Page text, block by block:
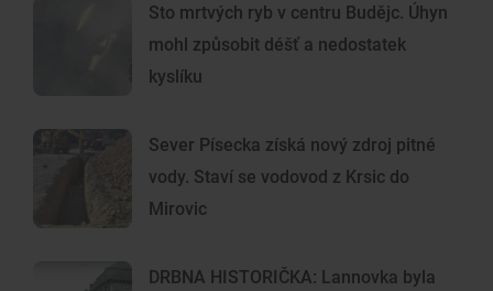
Sto mrtvých ryb v centru Budějc. Úhyn
mohl způsobit déšť a nedostatek
kyslíku
Sever Písecka získá nový zdroj pitné
vody. Staví se vodovod z Krsic do
Mirovic
DRBNA HISTORIČKA: Lannovka byla